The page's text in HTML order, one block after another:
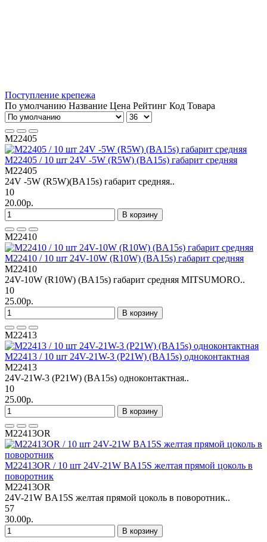
Поступление крепежа
По умолчанию Название Цена Рейтинг Код Товара
M22405
M22405 / 10 шт 24V -5W (R5W) (BA15s) габарит средняя
M22405
24V -5W (R5W)(BA15s) габарит средняя..
10
20.00р.
В корзину
M22410
M22410 / 10 шт 24V-10W (R10W) (BA15s) габарит средняя
M22410
24V-10W (R10W) (BA15s) габарит средняя MITSUMORO..
10
25.00р.
В корзину
M22413
M22413 / 10 шт 24V-21W-3 (P21W) (BA15s) одноконтактная
M22413
24V-21W-3 (P21W) (BA15s) одноконтактная..
10
25.00р.
В корзину
M22413OR
M22413OR / 10 шт 24V-21W BA15S желтая прямой цоколь в
поворотник
M22413OR
24V-21W BA15S желтая прямой цоколь в поворотник..
57
30.00р.
В корзину